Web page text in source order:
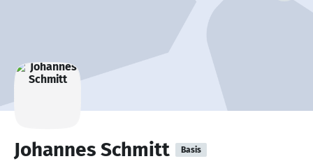
Johannes Schmitt Basis